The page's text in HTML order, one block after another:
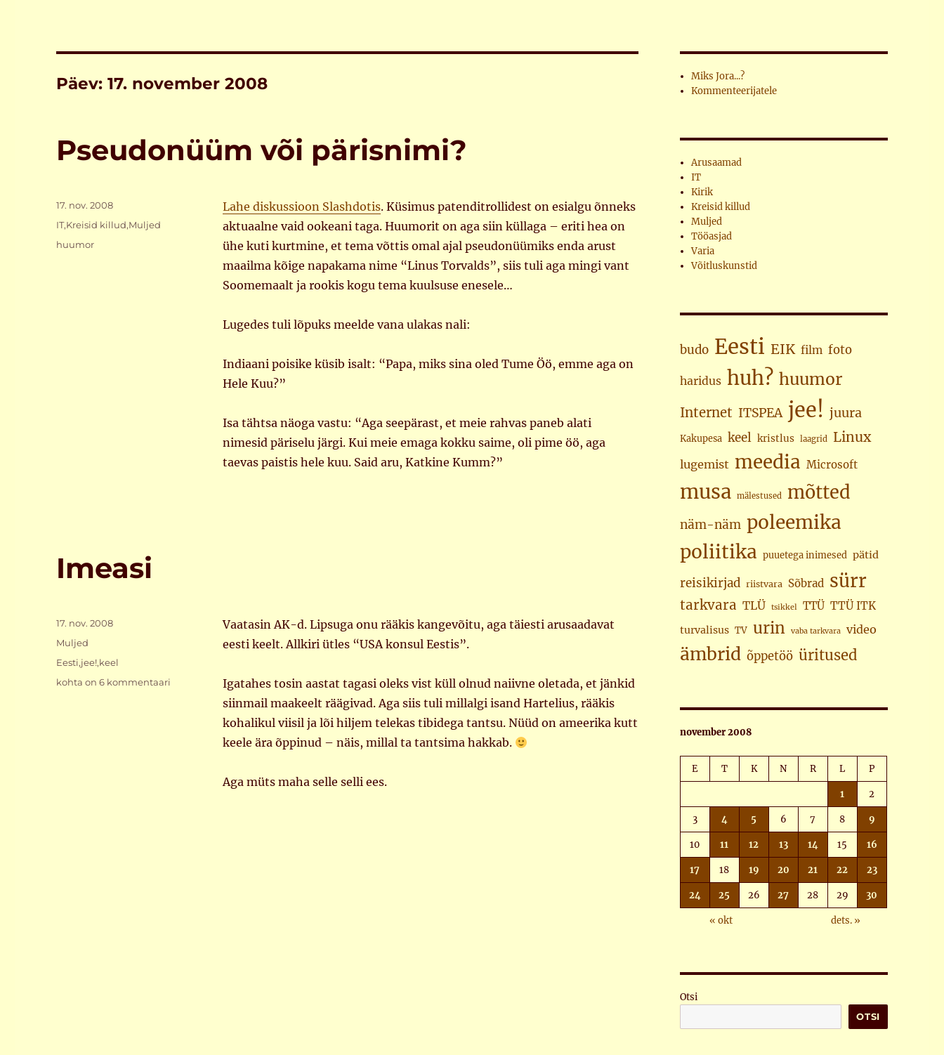
Päev:17. november 2008
Pseudonüüm või pärisnimi?
Lahe diskussioon Slashdotis. Küsimus patenditrollidest on esialgu õnneks
aktuaalne vaid ookeani taga. Huumorit on aga siin küllaga – eriti hea on
ühe kuti kurtmine, et tema võttis omal ajal pseudonüümiks enda arust
maailma kõige napakama nime “Linus Torvalds”, siis tuli aga mingi vant
Soomemaalt ja rookis kogu tema kuulsuse enesele…
Lugedes tuli lõpuks meelde vana ulakas nali:
Indiaani poisike küsib isalt: “Papa, miks sina oled Tume Öö, emme aga on
Hele Kuu?”
Isa tähtsa näoga vastu: “Aga seepärast, et meie rahvas paneb alati
nimesid päriselu järgi. Kui meie emaga kokku saime, oli pime öö, aga
taevas paistis hele kuu. Said aru, Katkine Kumm?”
Postitatud
17. nov. 2008
Rubriigid
IT,Kreisid killud,Muljed
Sildid
huumor
Imeasi
Vaatasin AK-d. Lipsuga onu rääkis kangevõitu, aga täiesti arusaadavat
eesti keelt. Allkiri ütles “USA konsul Eestis”.
Igatahes tosin aastat tagasi oleks vist küll olnud naiivne oletada, et jänkid
siinmail maakeelt räägivad. Aga siis tuli millalgi isand Hartelius, rääkis
kohalikul viisil ja lõi hiljem telekas tibidega tantsu. Nüüd on ameerika kutt
keele ära õppinud – näis, millal ta tantsima hakkab.
Aga müts maha selle selli ees.
Postitatud
17. nov. 2008
Rubriigid
Muljed
Sildid
Eesti,jee!,keel
Imeasi
kohta on 6 kommentaari
Miks Jora...?
Kommenteerijatele
Arusaamad
IT
Kirik
Kreisid killud
Muljed
Tööasjad
Varia
Võitluskunstid
budo Eesti EIK film foto
haridus huh? huumor
Internet ITSPEA jee! juura
Kakupesa keel kristlus laagrid Linux
lugemist meedia Microsoft
musa mälestused mõtted
näm-näm poleemika
poliitika puuetega inimesed pätid
reisikirjad riistvara Sõbrad sürr
tarkvara TLÜ tsikkel TTÜ TTÜ ITK
turvalisus TV urin vaba tarkvara video
ämbrid õppetöö üritused
november 2008
E T K N R L P
1 2
3 4 5 6 7 8 9
10 11 12 13 14 15 16
17 18 19 20 21 22 23
24 25 26 27 28 29 30
« okt dets. »
Otsi
OTSI